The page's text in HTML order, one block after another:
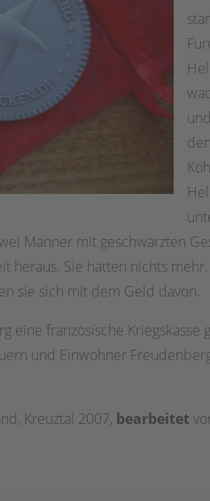
Männer mit geschwärzten
Sie hätten nichts
sie sich mit dem Geld davon.
französische
und Einwohner
Kreuztal 2007, bearbeitet